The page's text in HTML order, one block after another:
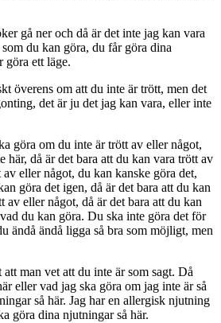
gå ner och då är det inte jag kan vara
du kan göra, du får göra dina
göra ett läge.
överens om att du inte är trött, men det
det är ju det jag kan vara, eller inte
göra om du inte är trött av eller något,
här, då är det bara att du kan vara trött av
eller något, du kan kanske göra det,
göra det igen, då är det bara att du kan
av eller något, då är det bara att du kan
du kan göra. Du ska inte göra det för
ändå ändå ligga så bra som möjligt, men
man vet att du inte är som sagt. Då
eller vad jag ska göra om jag inte är så
så här. Jag har en allergisk njutning
göra dina njutningar så här.